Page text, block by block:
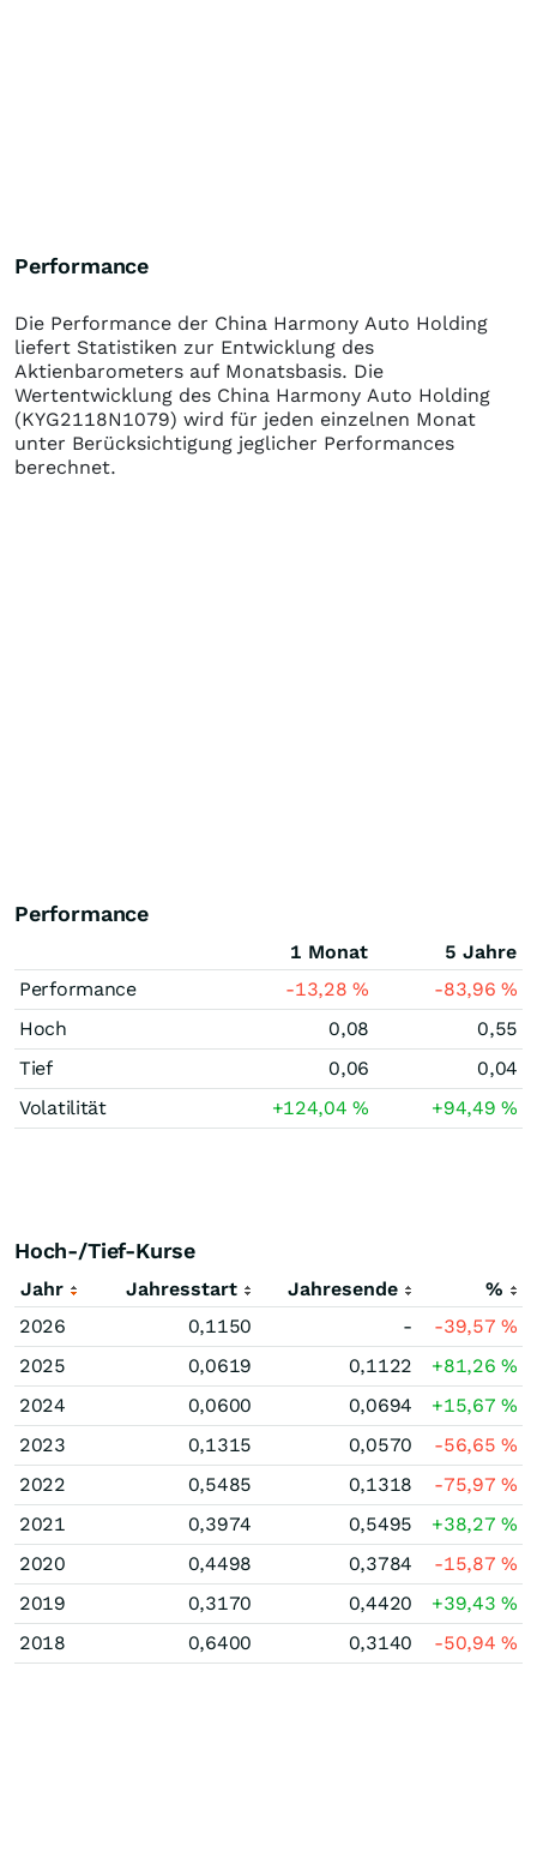
Performance
Die Performance der China Harmony Auto Holding
liefert Statistiken zur Entwicklung des
Aktienbarometers auf Monatsbasis. Die
Wertentwicklung des China Harmony Auto Holding
(KYG2118N1079) wird für jeden einzelnen Monat
unter Berücksichtigung jeglicher Performances
berechnet.
Performance
1 Monat
5 Jahre
Performance
-13,28% -83,96%
Hoch
0,08
0,55
Tief
0,06
0,04
Volatilität
+124,04% +94,49%
Hoch-/Tief-Kurse
Jahr Jahresstart Jahresende
%
2026
0,1150 - -39,57%
2025
0,0619 0,1122 +81,26%
2024
0,0600 0,0694 +15,67%
2023
0,1315 0,0570 -56,65%
2022
0,5485 0,1318 -75,97%
2021
0,3974 0,5495 +38,27%
2020
0,4498 0,3784 -15,87%
2019
0,3170 0,4420 +39,43%
2018
0,6400 0,3140 -50,94%